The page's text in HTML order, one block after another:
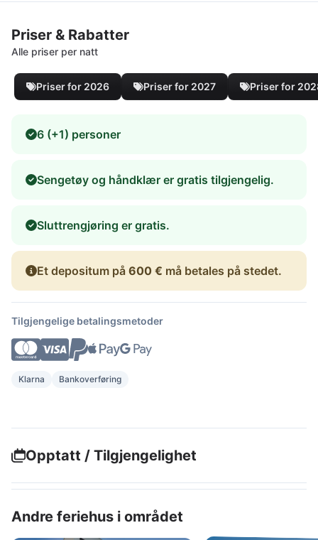
Priser & Rabatter
Alle priser per natt
Priser for 2026 Priser for 2027 Priser for
6 (+1) personer
Sengetøy og håndklær er gratis tilgjengelig.
Sluttrengjøring er gratis.
Et depositum på 600 € må betales på stedet.
Tilgjengelige betalingsmetoder
Klarna Bankoverføring
Opptatt / Tilgjengelighet
Andre feriehus i området